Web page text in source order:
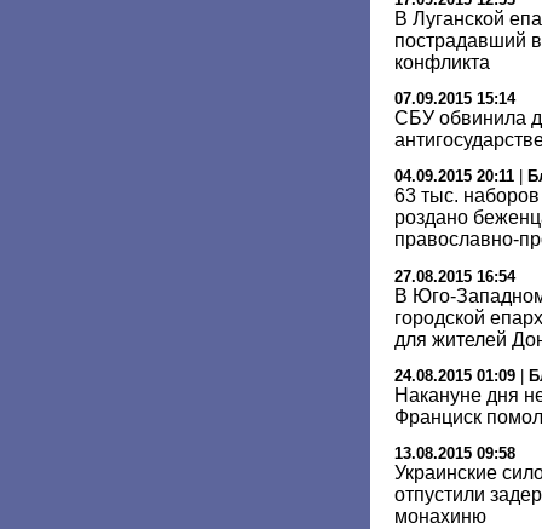
В Луганской
пострадавший
конфликта
07.09.2015 15:14
СБУ обвинила
04.09.2015 20:11
63 тыс.
роздано
православно-
27.08.2015 16:54
В Юго-
городской
для жителей
24.08.2015 01:09
Накануне дня
Франциск
13.08.2015 09:58
Украинские
отпустили
монахиню